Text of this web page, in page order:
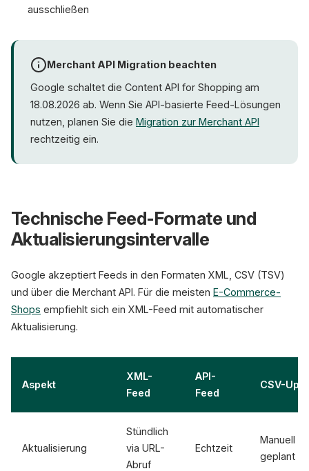
ausschließen
Merchant API Migration beachten
Google schaltet die Content API for Shopping am
18.08.2026 ab. Wenn Sie API-basierte Feed-Lösungen
nutzen, planen Sie die Migration zur Merchant API
rechtzeitig ein.
Technische Feed-Formate und
Aktualisierungsintervalle
Google akzeptiert Feeds in den Formaten XML, CSV (TSV)
und über die Merchant API. Für die meisten E-Commerce-
Shops empfiehlt sich ein XML-Feed mit automatischer
Aktualisierung.
Aspekt
XML-
Feed
API-
Feed
CSV-
Aktualisierung
Stündlich
via URL-
Abruf
Echtzeit
Manuell
geplant